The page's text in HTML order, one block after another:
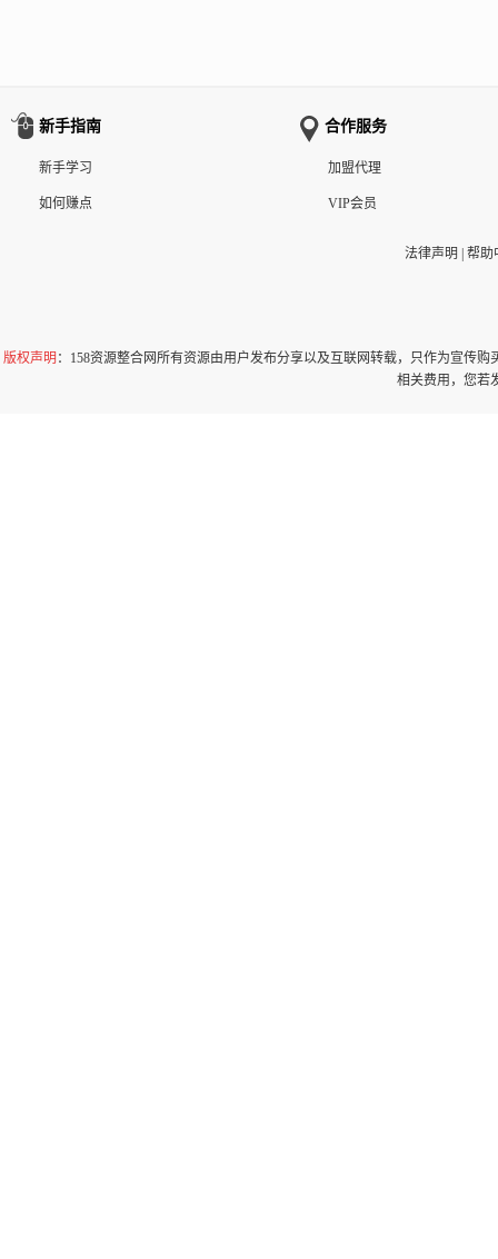
新手指南
新手学习
如何赚点
合作服务
加盟代理
VIP会员
法律声明 帮助
版权声明 ：158资源整合网所有资源由用户发布分享以及互联网转载，只作为宣传
相关费用，您若